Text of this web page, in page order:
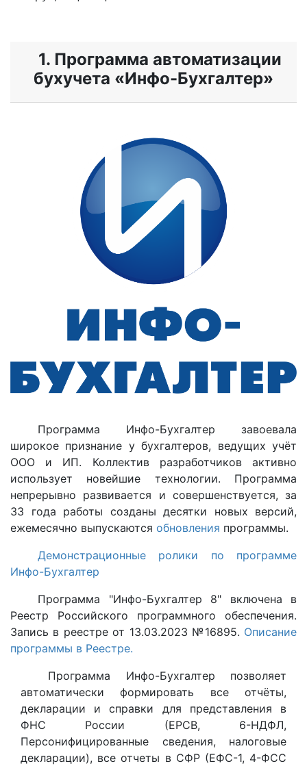
1. Программа автоматизации
бухучета «Инфо-Бухгалтер»
Программа Инфо-Бухгалтер завоевала
широкое признание у бухгалтеров, ведущих учёт
ООО и ИП. Коллектив разработчиков активно
использует новейшие технологии. Программа
непрерывно развивается и совершенствуется, за
33 года работы созданы десятки новых версий,
ежемесячно выпускаются обновления программы.
Демонстрационные ролики по программе
Инфо-Бухгалтер
Программа "Инфо-Бухгалтер 8" включена в
Реестр Российского программного обеспечения.
Запись в реестре от 13.03.2023 №16895. Описание
программы в Реестре.
Программа Инфо-Бухгалтер позволяет
автоматически формировать все отчёты,
декларации и справки для представления в
ФНС России (ЕРСВ, 6-НДФЛ,
Персонифицированные сведения, налоговые
декларации), все отчеты в СФР (ЕФС-1, 4-ФСС